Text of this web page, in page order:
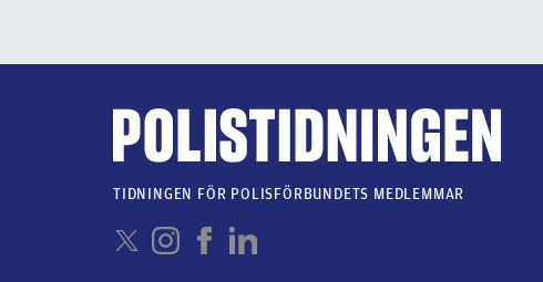
TIDNINGEN FÖR POLISFÖRBUNDETS MEDLEMMAR